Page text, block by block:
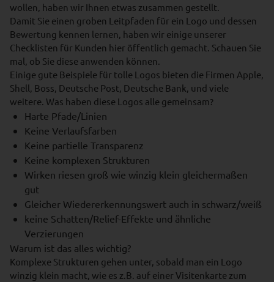
wollen, haben wir Ihnen etwas zusammen gestellt.
Damit Sie einen groben Leitpfaden für ein Logo und dessen
Bewertung kennen lernen, haben wir einige unserer
Checklisten für Kunden hier öffentlich gemacht. Schauen Sie
mal, ob Sie diese anwenden können.
Einige gute Beispiele für tolle Logos bieten die Firmen Apple,
Shell, Boss, Deutsche Post, Deutsche Bank, und viele
weitere. Was haben diese Logos alle gemeinsam?
Harte Pfade/Linien
Keine Verlaufsfarben
Keine partielle Transparenz
Keine komplexen Strukturen
Wirken riesen groß wie winzig klein gleichermaßen
gut
Gleicher Wiedererkennungswert auch in schwarz/weiß
keine Schatten/Relief-Effekte und ähnliche
Verzierungen
Warum ist das alles wichtig?
Komplexe Strukturen gehen unter, sobald man ein Logo
winzig klein macht, wie es z.B. auf einer Visitenkarte zum